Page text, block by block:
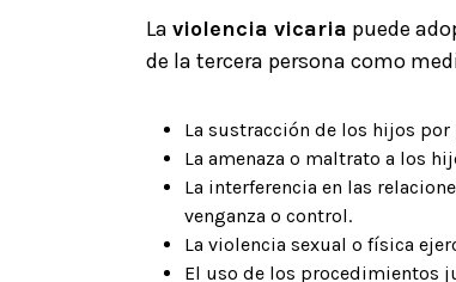
La violencia vicaria puede
de la tercera persona como
La sustracción de los hijos
La amenaza o maltrato a los
La interferencia en las
venganza o control.
La violencia sexual o física
El uso de los procedimientos